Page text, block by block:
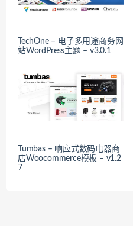
TechOne – 电子多用途商务网
站WordPress主题 – v3.0.1
Tumbas – 响应式数码电器商
店Woocommerce模板 – v1.2
7